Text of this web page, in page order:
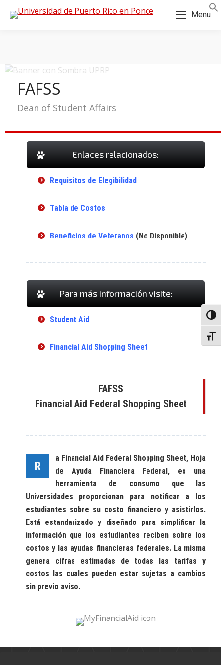
Menu
FAFSS
Dean of Student Affairs
Enlaces relacionados:
Requisitos de Elegibilidad
Tabla de Costos
Beneficios de Veteranos (No Disponible)
Para más información visite:
Student Aid
Financial Aid Shopping Sheet
FAFSS
Financial Aid Federal Shopping Sheet
R
a Financial Aid Federal Shopping Sheet, Hoja
de Ayuda Financiera Federal, es una
herramienta de consumo que las
Universidades proporcionan para notificar a los
estudiantes sobre su costo financiero y asistirlos.
Está estandarizado y diseñado para simplificar la
información que los estudiantes reciben sobre los
costos y las ayudas financieras federales. La misma
genera cifras estimadas de todas las tarifas y
costos las cuales pueden estar sujetas a cambios
sin previo aviso.